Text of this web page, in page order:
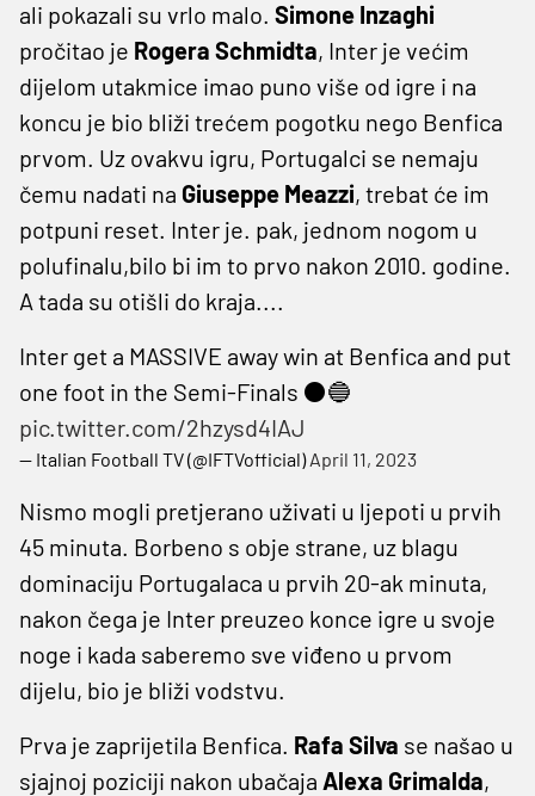
ali pokazali su vrlo malo. Simone Inzaghi
pročitao je Rogera Schmidta, Inter je većim
dijelom utakmice imao puno više od igre i na
koncu je bio bliži trećem pogotku nego Benfica
prvom. Uz ovakvu igru, Portugalci se nemaju
čemu nadati na Giuseppe Meazzi, trebat će im
potpuni reset. Inter je. pak, jednom nogom u
polufinalu,bilo bi im to prvo nakon 2010. godine.
A tada su otišli do kraja....
Inter get a MASSIVE away win at Benfica and put
one foot in the Semi-Finals ⚫🔵
pic.twitter.com/2hzysd4IAJ
— Italian Football TV (@IFTVofficial)April 11, 2023
Nismo mogli pretjerano uživati u ljepoti u prvih
45 minuta. Borbeno s obje strane, uz blagu
dominaciju Portugalaca u prvih 20-ak minuta,
nakon čega je Inter preuzeo konce igre u svoje
noge i kada saberemo sve viđeno u prvom
dijelu, bio je bliži vodstvu.
Prva je zaprijetila Benfica. Rafa Silva se našao u
sjajnoj poziciji nakon ubačaja Alexa Grimalda,